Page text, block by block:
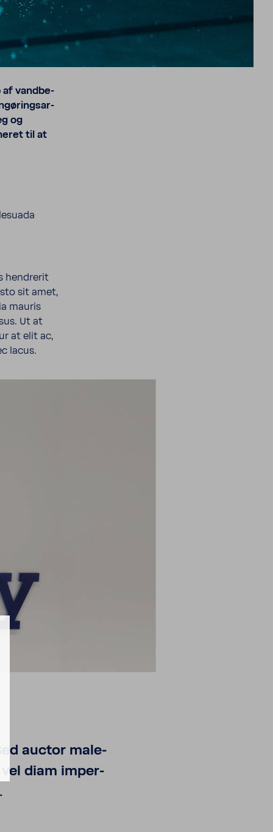
af vand­be­
og
til at
hendrerit
sit amet,
mauris
Ut at
at elit ac,
lacus.
auctor male­
vel diam imper­